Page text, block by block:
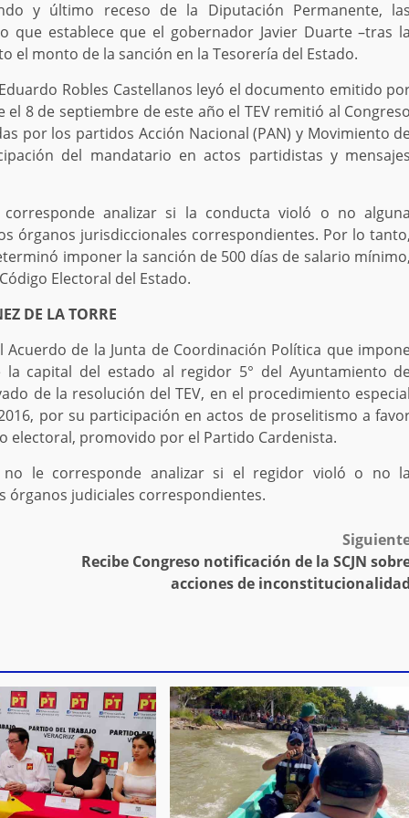
y último receso de la Diputación Permanente,
que establece que el gobernador Javier Duarte –tras
monto de la sanción en la Tesorería del Estado.
Robles Castellanos leyó el documento emitido
8 de septiembre de este año el TEV remitió al
por los partidos Acción Nacional (PAN) y Movimiento
del mandatario en actos partidistas y
analizar si la conducta violó o no
órganos jurisdiccionales correspondientes. Por lo
imponer la sanción de 500 días de salario
Electoral del Estado.
DE LA TORRE
de la Junta de Coordinación Política que
capital del estado al regidor 5° del Ayuntamiento
de la resolución del TEV, en el procedimiento
por su participación en actos de proselitismo a
electoral, promovido por el Partido Cardenista.
no le corresponde analizar si el regidor violó o no
órganos judiciales correspondientes.
Recibe Congreso notificación de la SCJN
acciones de